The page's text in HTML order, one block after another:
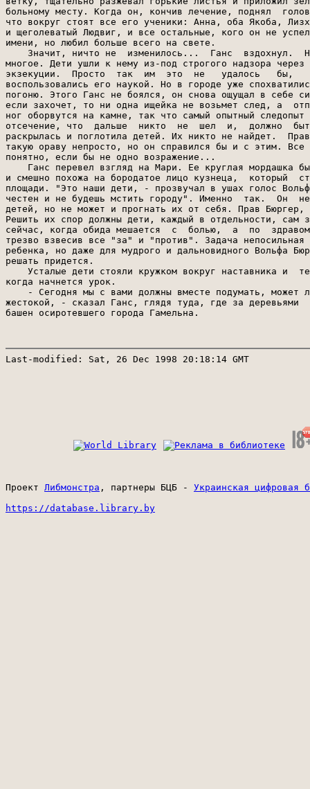
больному месту. Когда он, кончив лечение, поднял
что вокруг стоят все его ученики: Анна, оба Якоба,
и щеголеватый Людвиг, и все остальные, кого он не
имени, но любил больше всего на свете.
Значит, ничто не  изменилось...  Ганс  вздохнул.
многое. Дети ушли к нему из-под строгого надзора
экзекуции.  Просто  так  им  это  не   удалось   бы,
воспользовались его наукой. Но в городе уже
погоню. Этого Ганс не боялся, он снова ощущал в себе
если захочет, то ни одна ищейка не возьмет след, а
ног оборвутся на камне, так что самый опытный
отсечение, что  дальше  никто  не  шел  и,  должно
раскрылась и поглотила детей. Их никто не найдет.
такую ораву непросто, но он справился бы и с этим. Все
понятно, если бы не одно возражение...
Ганс перевел взгляд на Мари. Ее круглая мордашка
и смешно похожа на бородатое лицо кузнеца,  который
площади. "Это наши дети, - прозвучал в ушах голос
честен и не будешь мстить городу". Именно  так.  Он
детей, но не может и прогнать их от себя. Прав
Решить их спор должны дети, каждый в отдельности,
сейчас, когда обида мешается  с  болью,  а  по
трезво взвесив все "за" и "против". Задача
ребенка, но даже для мудрого и дальновидного Вольфа
решать придется.
Усталые дети стояли кружком вокруг наставника и
когда начнется урок.
- Сегодня мы с вами должны вместе подумать, может
жестокой, - сказал Ганс, глядя туда, где за деревьями
башен осиротевшего города Гамельна.
Last-modified: Sat, 26 Dec 1998 20:18:14 GMT
Проект Либмонстра , партнеры БЦБ - Украинская цифровая
https://database.library.by